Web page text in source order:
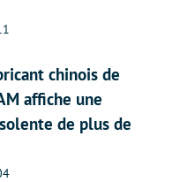
chinois de
affiche une
de plus de